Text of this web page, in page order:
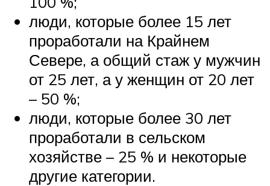
люди, которые более 15 лет
проработали на Крайнем
Севере, а общий стаж у мужчин
от 25 лет, а у женщин от 20 лет
– 50 %;
люди, которые более 30 лет
проработали в сельском
хозяйстве – 25 % и некоторые
другие категории.